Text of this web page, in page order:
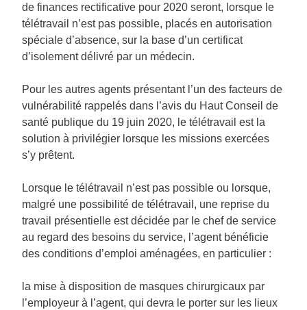
de finances rectificative pour 2020 seront, lorsque le
télétravail n’est pas possible, placés en autorisation
spéciale d’absence, sur la base d’un certificat
d’isolement délivré par un médecin.
Pour les autres agents présentant l’un des facteurs de
vulnérabilité rappelés dans l’avis du Haut Conseil de
santé publique du 19 juin 2020, le télétravail est la
solution à privilégier lorsque les missions exercées
s’y prêtent.
Lorsque le télétravail n’est pas possible ou lorsque,
malgré une possibilité de télétravail, une reprise du
travail présentielle est décidée par le chef de service
au regard des besoins du service, l’agent bénéficie
des conditions d’emploi aménagées, en particulier :
la mise à disposition de masques chirurgicaux par
l’employeur à l’agent, qui devra le porter sur les lieux